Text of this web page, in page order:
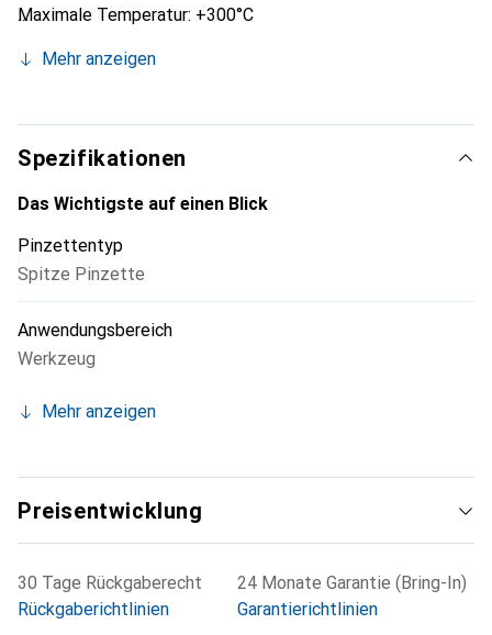
Maximale Temperatur: +300°C
Mehr anzeigen
Spezifikationen
Das Wichtigste auf einen Blick
Pinzettentyp
Spitze Pinzette
Anwendungsbereich
Werkzeug
Mehr anzeigen
Preisentwicklung
30 Tage Rückgaberecht
Rückgaberichtlinien
24 Monate Garantie (Bring-In)
Garantierichtlinien